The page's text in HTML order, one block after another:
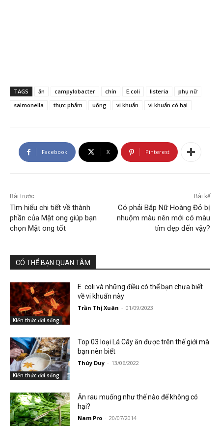
TAGS ăn campylobacter chín E.coli listeria
phụ nữ
salmonella
thực phẩm uống vi khuẩn vi khuẩn có hại
Facebook X Pinterest
Bài trước
Tìm hiểu chi tiết về thành
phần của Mật ong giúp bạn
chọn Mật ong tốt
Bài kế
Có phải Bắp Nữ Hoàng Đỏ bị
nhuộm màu nên mới có màu
tím đẹp đến vậy?
CÓ THỂ BẠN QUAN TÂM
Kiến thức đời sống
E. coli và những điều có thể bạn chưa biết
về vi khuẩn này
Trần Thị Xuân - 01/09/2023
Kiến thức đời sống
Top 03 loại Lá Cây ăn được trên thế giới mà
bạn nên biết
Thúy Duy - 13/06/2022
Ăn rau muống như thế nào để không có
hại?
Nam Pro - 20/07/2014